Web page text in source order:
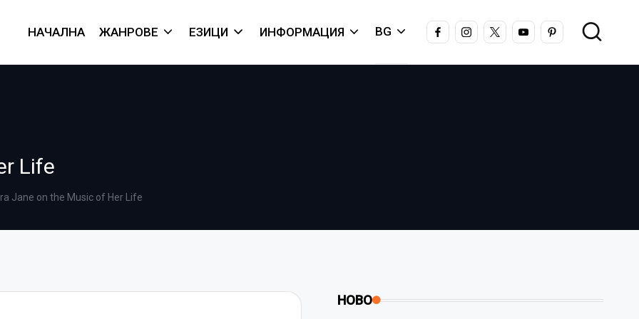
НАЧАЛНА ЖАНРОВЕ ЕЗИЦИ ИНФОРМАЦИЯ BG FACEBOOKINSTAGRAM
X YOUTUBEPINTEREST
Life
Jane on the Music of Her Life
НОВО